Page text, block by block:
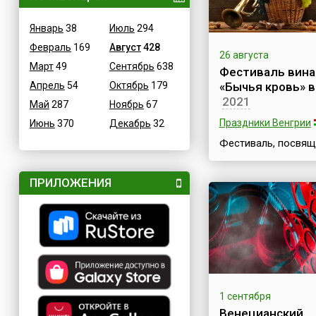
Январь 38
Февраль 169
Март49
Апрель 54
Май 287
Июнь 370
Июль 294
Август428
Сентябрь 638
Октябрь 179
Ноябрь 67
Декабрь 32
ПРИЛОЖЕНИЯ
26 августа
Фестиваль вина
«Бычья кровь»
2021
Праздники Венгрии
Фестиваль,
виноделов Святому
Донату,
венгерском городе
ежегодно на
дней собирает в
зрителей и
одну сотню тысяч
туристов.По одной
легенд, название
знаменитого
1 сентября
Венецианский